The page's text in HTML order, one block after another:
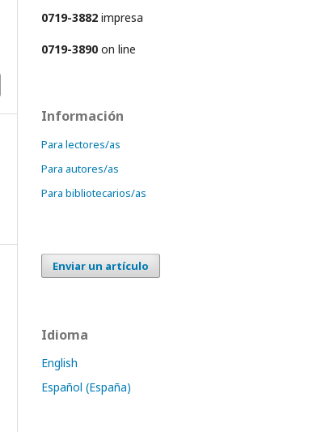
0719-3882 impresa
0719-3890 on line
Información
Para lectores/as
Para autores/as
Para bibliotecarios/as
Enviar un artículo
Idioma
English
Español (España)